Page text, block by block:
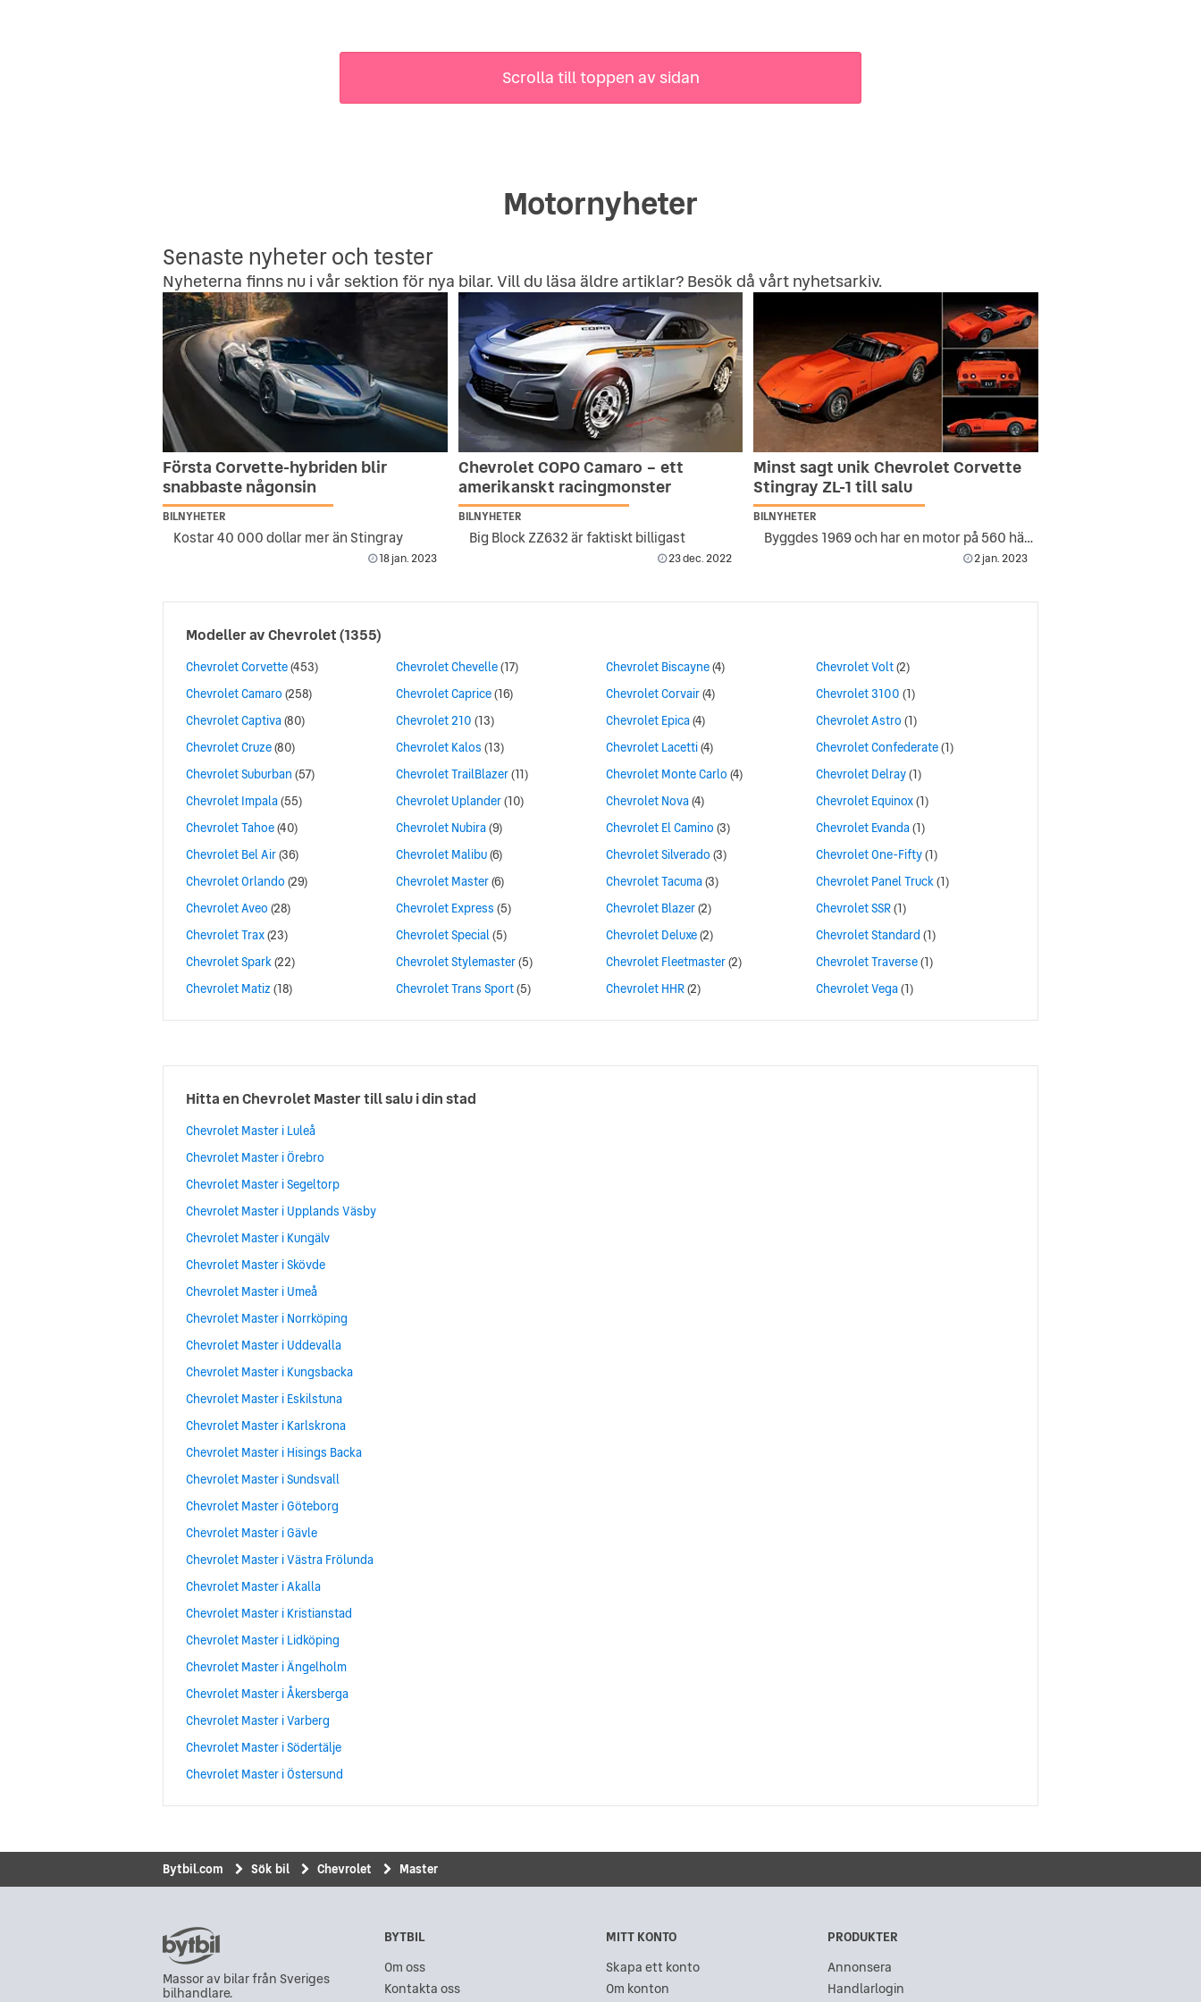
Scrolla till toppen av sidan
Motornyheter
Senaste nyheter och tester
Nyheterna finns nu i vår sektion för nya bilar. Vill du läsa äldre artiklar? Besök då vårtnyhetsarkiv.
Första Corvette-hybriden blir
snabbaste någonsin
BILNYHETER
Kostar 40 000 dollar mer än Stingray
18 jan. 2023
Chevrolet COPO Camaro – ett
amerikanskt racingmonster
BILNYHETER
Big Block ZZ632 är faktiskt billigast
23 dec. 2022
Minst sagt unik Chevrolet Corvette
Stingray ZL-1 till salu
BILNYHETER
Byggdes 1969 och har en motor på 560 hästkrafter
2 jan. 2023
Modeller avChevrolet(1355)
Chevrolet Corvette(453)
Chevrolet Camaro (258)
Chevrolet Captiva(80)
Chevrolet Cruze(80)
Chevrolet Suburban (57)
Chevrolet Impala(55)
Chevrolet Tahoe(40)
Chevrolet Bel Air(36)
Chevrolet Orlando (29)
Chevrolet Aveo (28)
Chevrolet Trax(23)
Chevrolet Spark(22)
Chevrolet Matiz (18)
Chevrolet Chevelle(17)
Chevrolet Caprice(16)
Chevrolet 210 (13)
Chevrolet Kalos (13)
Chevrolet TrailBlazer(11)
Chevrolet Uplander(10)
Chevrolet Nubira(9)
Chevrolet Malibu(6)
Chevrolet Master(6)
Chevrolet Express (5)
Chevrolet Special(5)
Chevrolet Stylemaster(5)
Chevrolet Trans Sport(5)
Chevrolet Biscayne(4)
Chevrolet Corvair(4)
Chevrolet Epica(4)
Chevrolet Lacetti(4)
Chevrolet Monte Carlo (4)
Chevrolet Nova(4)
Chevrolet El Camino (3)
Chevrolet Silverado (3)
Chevrolet Tacuma(3)
Chevrolet Blazer(2)
Chevrolet Deluxe(2)
Chevrolet Fleetmaster(2)
Chevrolet HHR(2)
Chevrolet Volt(2)
Chevrolet 3100 (1)
Chevrolet Astro (1)
Chevrolet Confederate(1)
Chevrolet Delray(1)
Chevrolet Equinox(1)
Chevrolet Evanda(1)
Chevrolet One-Fifty(1)
Chevrolet Panel Truck(1)
Chevrolet SSR(1)
Chevrolet Standard (1)
Chevrolet Traverse(1)
Chevrolet Vega(1)
Hitta en Chevrolet Master till salu i din stad
Chevrolet Master i Luleå
Chevrolet Master i Örebro
Chevrolet Master i Segeltorp
Chevrolet Master i Upplands Väsby
Chevrolet Master i Kungälv
Chevrolet Master i Skövde
Chevrolet Master i Umeå
Chevrolet Master i Norrköping
Chevrolet Master i Uddevalla
Chevrolet Master i Kungsbacka
Chevrolet Master i Eskilstuna
Chevrolet Master i Karlskrona
Chevrolet Master i Hisings Backa
Chevrolet Master i Sundsvall
Chevrolet Master i Göteborg
Chevrolet Master i Gävle
Chevrolet Master i Västra Frölunda
Chevrolet Master i Akalla
Chevrolet Master i Kristianstad
Chevrolet Master i Lidköping
Chevrolet Master i Ängelholm
Chevrolet Master i Åkersberga
Chevrolet Master i Varberg
Chevrolet Master i Södertälje
Chevrolet Master i Östersund
Bytbil.com Sök bil Chevrolet Master
Massor av bilar från Sveriges
bilhandlare.
BYTBIL
Om oss
Kontakta oss
MITT KONTO
Skapa ett konto
Om konton
PRODUKTER
Annonsera
Handlarlogin